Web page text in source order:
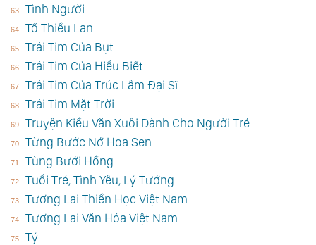
Tình Người
Tố Thiều Lan
Trái Tim Của Bụt
Trái Tim Của Hiểu Biết
Trái Tim Của Trúc Lâm Đại Sĩ
Trái Tim Mặt Trời
Truyện Kiều Văn Xuôi Dành Cho Người Trẻ
Từng Bước Nở Hoa Sen
Tùng Bưởi Hồng
Tuổi Trẻ, Tình Yêu, Lý Tưởng
Tương Lai Thiền Học Việt Nam
Tương Lai Văn Hóa Việt Nam
Tý